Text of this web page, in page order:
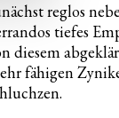
reglos
tiefes
diesem
fähigen